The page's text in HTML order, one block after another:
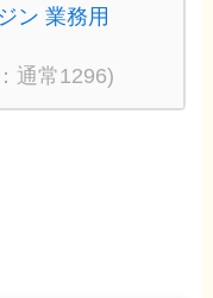
ン 業務用
通常1296)